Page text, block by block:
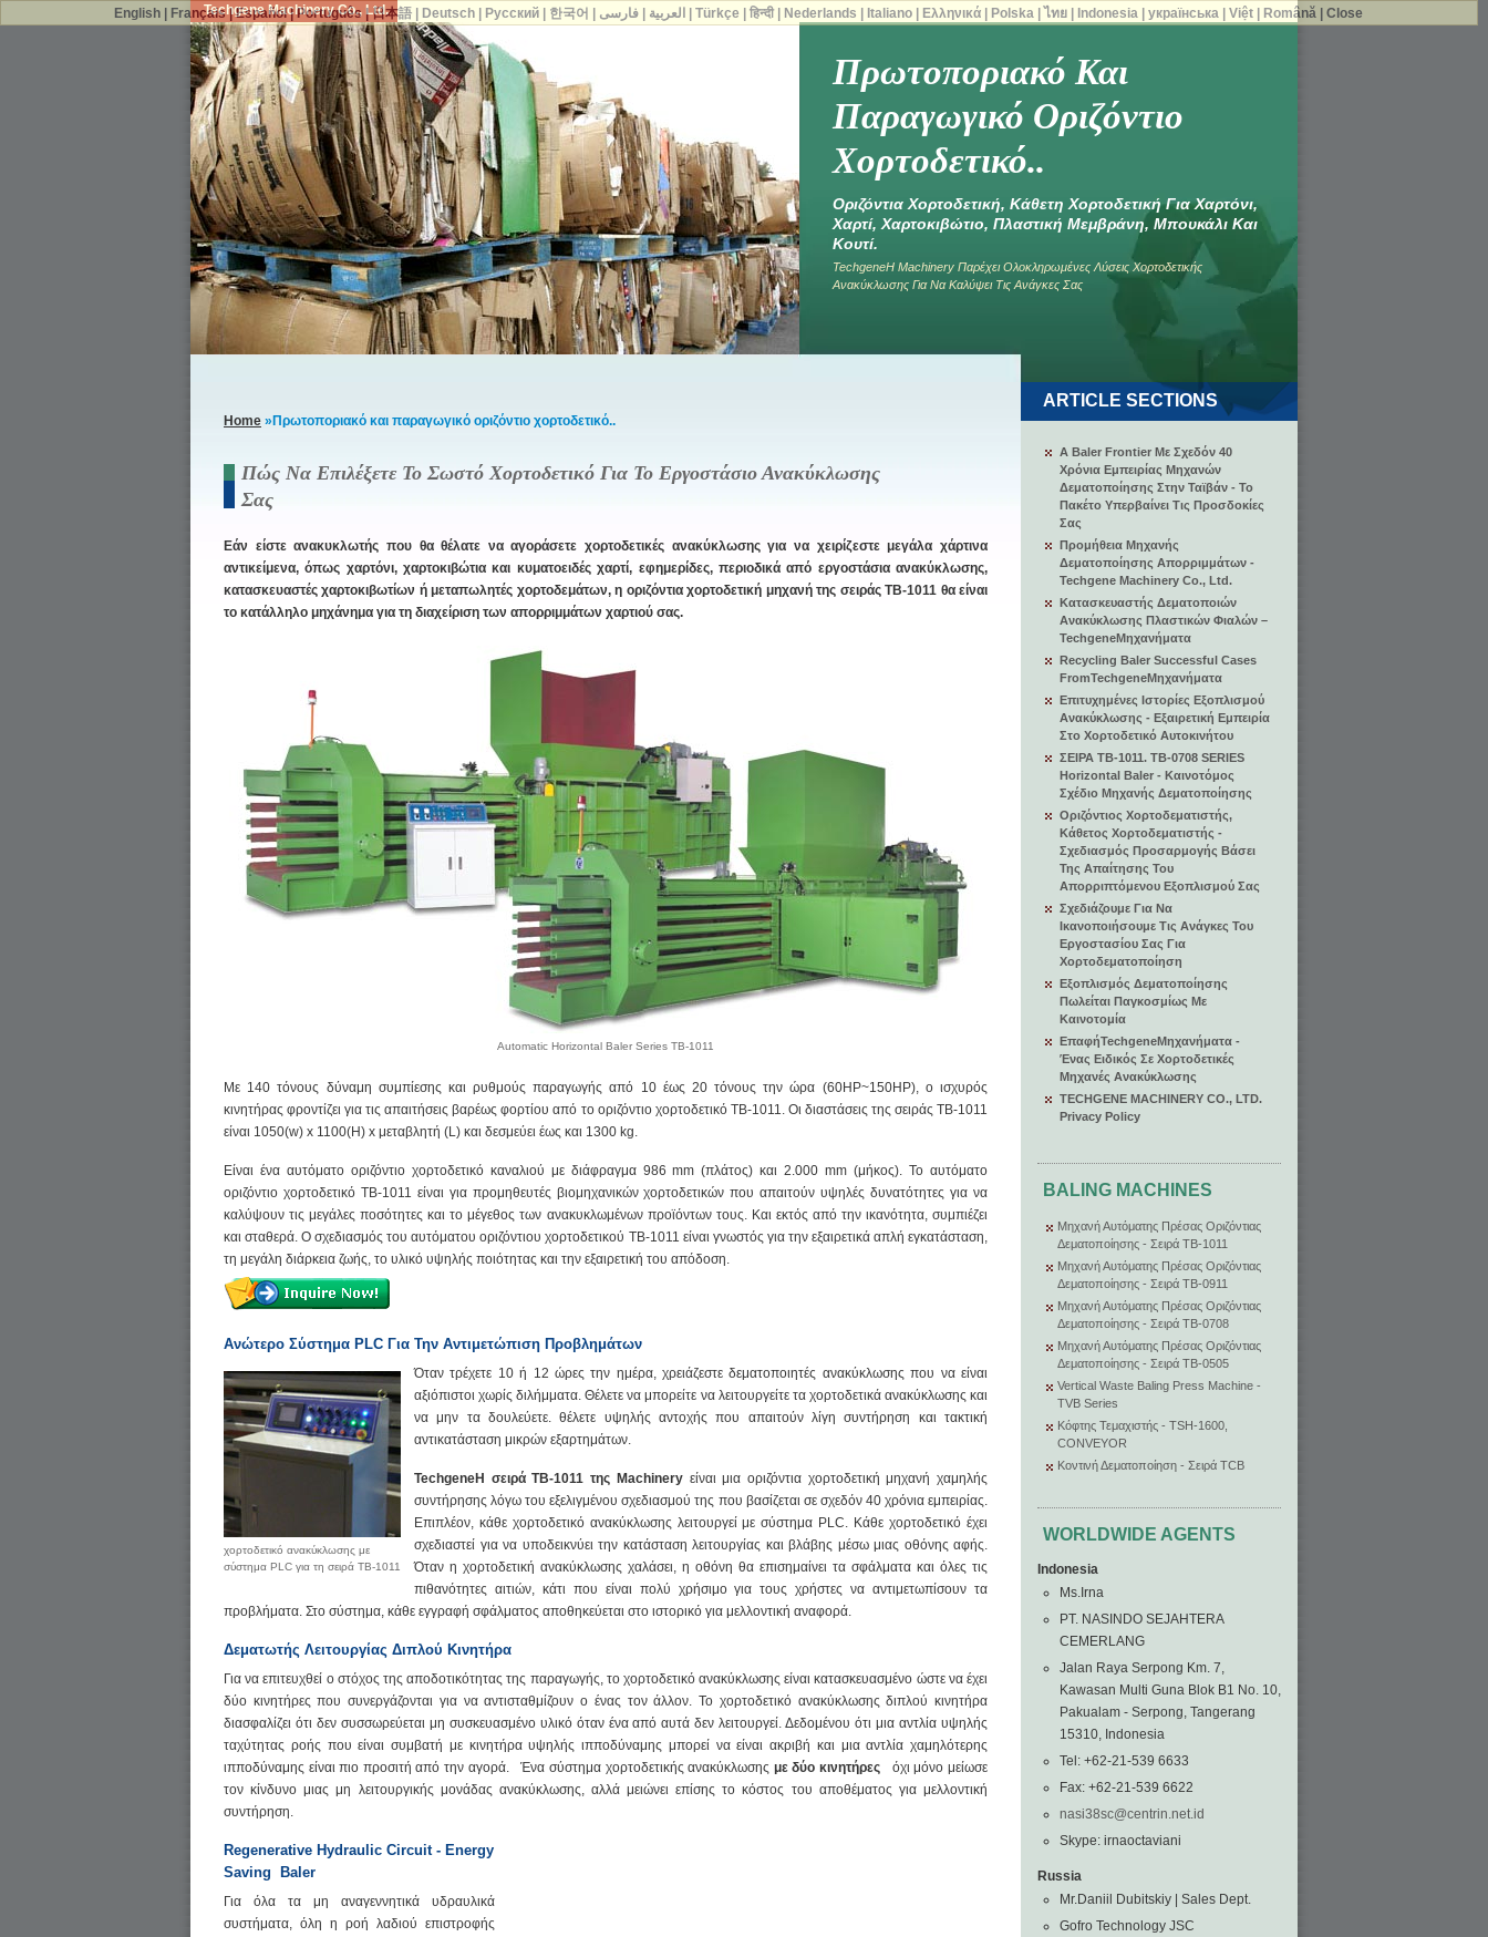
Techgene Machinery Co., Ltd.
Πρωτοποριακό Και
Παραγωγικό Οριζόντιο
Χορτοδετικό..
Οριζόντια Χορτοδετική, Κάθετη Χορτοδετική Για Χαρτόνι,
Χαρτί, Χαρτοκιβώτιο, Πλαστική Μεμβράνη, Μπουκάλι Και
Κουτί.
TechgeneΗ Machinery Παρέχει Ολοκληρωμένες Λύσεις Χορτοδετικής
Ανακύκλωσης Για Να Καλύψει Τις Ανάγκες Σας
Home »Πρωτοποριακό και παραγωγικό οριζόντιο χορτοδετικό..
Πώς Να Επιλέξετε Το Σωστό Χορτοδετικό Για Το Εργοστάσιο Ανακύκλωσης
Σας
Εάν είστε ανακυκλωτής που θα θέλατε να αγοράσετε χορτοδετικές ανακύκλωσης για να χειρίζεστε μεγάλα χάρτινα
αντικείμενα, όπως χαρτόνι, χαρτοκιβώτια και κυματοειδές χαρτί, εφημερίδες, περιοδικά από εργοστάσια ανακύκλωσης,
κατασκευαστές χαρτοκιβωτίων ή μεταπωλητές χορτοδεμάτων, η οριζόντια χορτοδετική μηχανή της σειράς TB-1011 θα είναι
το κατάλληλο μηχάνημα για τη διαχείριση των απορριμμάτων χαρτιού σας.
Automatic Horizontal Baler Series TB-1011
Με 140 τόνους δύναμη συμπίεσης και ρυθμούς παραγωγής από 10 έως 20 τόνους την ώρα (60HP~150HP), ο ισχυρός
κινητήρας φροντίζει για τις απαιτήσεις βαρέως φορτίου από το οριζόντιο χορτοδετικό TB-1011. Οι διαστάσεις της σειράς TB-1011
είναι 1050(w) x 1100(H) x μεταβλητή (L) και δεσμεύει έως και 1300 kg.
Είναι ένα αυτόματο οριζόντιο χορτοδετικό καναλιού με διάφραγμα 986 mm (πλάτος) και 2.000 mm (μήκος). Το αυτόματο
οριζόντιο χορτοδετικό TB-1011 είναι για προμηθευτές βιομηχανικών χορτοδετικών που απαιτούν υψηλές δυνατότητες για να
καλύψουν τις μεγάλες ποσότητες και το μέγεθος των ανακυκλωμένων προϊόντων τους. Και εκτός από την ικανότητα, συμπιέζει
και σταθερά. Ο σχεδιασμός του αυτόματου οριζόντιου χορτοδετικού TB-1011 είναι γνωστός για την εξαιρετικά απλή εγκατάσταση,
τη μεγάλη διάρκεια ζωής, το υλικό υψηλής ποιότητας και την εξαιρετική του απόδοση.
Ανώτερο Σύστημα PLC Για Την Αντιμετώπιση Προβλημάτων
χορτοδετικό ανακύκλωσης με
σύστημα PLC για τη σειρά TB-1011
Όταν τρέχετε 10 ή 12 ώρες την ημέρα, χρειάζεστε δεματοποιητές ανακύκλωσης που να είναι
αξιόπιστοι χωρίς διλήμματα. Θέλετε να μπορείτε να λειτουργείτε τα χορτοδετικά ανακύκλωσης και
να μην τα δουλεύετε. θέλετε υψηλής αντοχής που απαιτούν λίγη συντήρηση και τακτική
αντικατάσταση μικρών εξαρτημάτων.
TechgeneΗ σειρά TB-1011 της Machineryείναι μια οριζόντια χορτοδετική μηχανή χαμηλής
συντήρησης λόγω του εξελιγμένου σχεδιασμού της που βασίζεται σε σχεδόν 40 χρόνια εμπειρίας.
Επιπλέον, κάθε χορτοδετικό ανακύκλωσης λειτουργεί με σύστημα PLC. Κάθε χορτοδετικό έχει
σχεδιαστεί για να υποδεικνύει την κατάσταση λειτουργίας και βλάβης μέσω μιας οθόνης αφής.
Όταν η χορτοδετική ανακύκλωσης χαλάσει, η οθόνη θα επισημαίνει τα σφάλματα και όλες τις
πιθανότητες αιτιών, κάτι που είναι πολύ χρήσιμο για τους χρήστες να αντιμετωπίσουν τα
προβλήματα. Στο σύστημα, κάθε εγγραφή σφάλματος αποθηκεύεται στο ιστορικό για μελλοντική αναφορά.
Δεματωτής Λειτουργίας Διπλού Κινητήρα
Για να επιτευχθεί ο στόχος της αποδοτικότητας της παραγωγής, το χορτοδετικό ανακύκλωσης είναι κατασκευασμένο ώστε να έχει
δύο κινητήρες που συνεργάζονται για να αντισταθμίζουν ο ένας τον άλλον. Το χορτοδετικό ανακύκλωσης διπλού κινητήρα
διασφαλίζει ότι δεν συσσωρεύεται μη συσκευασμένο υλικό όταν ένα από αυτά δεν λειτουργεί. Δεδομένου ότι μια αντλία υψηλής
ταχύτητας ροής που είναι συμβατή με κινητήρα υψηλής ιπποδύναμης μπορεί να είναι ακριβή και μια αντλία χαμηλότερης
ιπποδύναμης είναι πιο προσιτή από την αγορά. Ένα σύστημα χορτοδετικής ανακύκλωσης με δύο κινητήρες
όχι μόνο μείωσε
τον κίνδυνο μιας μη λειτουργικής μονάδας ανακύκλωσης, αλλά μειώνει επίσης το κόστος του αποθέματος για μελλοντική
συντήρηση.
Regenerative Hydraulic Circuit - Energy
Saving
Baler
Για όλα τα μη αναγεννητικά υδραυλικά
συστήματα, όλη η ροή λαδιού επιστροφής
ARTICLE SECTIONS
A Baler Frontier Με Σχεδόν 40
Χρόνια Εμπειρίας Μηχανών
Δεματοποίησης Στην Ταϊβάν - Το
Πακέτο Υπερβαίνει Τις Προσδοκίες
Σας
Προμήθεια Μηχανής
Δεματοποίησης Απορριμμάτων -
Techgene Machinery Co., Ltd.
Κατασκευαστής Δεματοποιών
Ανακύκλωσης Πλαστικών Φιαλών –
TechgeneΜηχανήματα
Recycling Baler Successful Cases
FromTechgeneΜηχανήματα
Επιτυχημένες Ιστορίες Εξοπλισμού
Ανακύκλωσης - Εξαιρετική Εμπειρία
Στο Χορτοδετικό Αυτοκινήτου
ΣΕΙΡΑ TB-1011. TB-0708 SERIES
Horizontal Baler - Καινοτόμος
Σχέδιο Μηχανής Δεματοποίησης
Οριζόντιος Χορτοδεματιστής,
Κάθετος Χορτοδεματιστής -
Σχεδιασμός Προσαρμογής Βάσει
Της Απαίτησης Του
Απορριπτόμενου Εξοπλισμού Σας
Σχεδιάζουμε Για Να
Ικανοποιήσουμε Τις Ανάγκες Του
Εργοστασίου Σας Για
Χορτοδεματοποίηση
Εξοπλισμός Δεματοποίησης
Πωλείται Παγκοσμίως Με
Καινοτομία
ΕπαφήTechgeneΜηχανήματα -
Ένας Ειδικός Σε Χορτοδετικές
Μηχανές Ανακύκλωσης
TECHGENE MACHINERY CO., LTD.
Privacy Policy
BALING MACHINES
Μηχανή Αυτόματης Πρέσας Οριζόντιας
Δεματοποίησης - Σειρά TB-1011
Μηχανή Αυτόματης Πρέσας Οριζόντιας
Δεματοποίησης - Σειρά TB-0911
Μηχανή Αυτόματης Πρέσας Οριζόντιας
Δεματοποίησης - Σειρά TB-0708
Μηχανή Αυτόματης Πρέσας Οριζόντιας
Δεματοποίησης - Σειρά TB-0505
Vertical Waste Baling Press Machine -
TVB Series
Κόφτης Τεμαχιστής - TSH-1600,
CONVEYOR
Κοντινή Δεματοποίηση - Σειρά TCB
WORLDWIDE AGENTS
Indonesia
Ms.Irna
PT. NASINDO SEJAHTERA
CEMERLANG
Jalan Raya Serpong Km. 7,
Kawasan Multi Guna Blok B1 No. 10,
Pakualam - Serpong, Tangerang
15310, Indonesia
Tel: +62-21-539 6633
Fax: +62-21-539 6622
nasi38sc@centrin.net.id
Skype: irnaoctaviani
Russia
Mr.Daniil Dubitskiy | Sales Dept.
Gofro Technology JSC
English Français|Español|Português |日本語 Deutsch Русский 한국어 العربية فارسی |Türkçe |हिन्दी| Nederlands Italiano Ελληνικά Polska |ไทย Indonesia |українська |Việt Română |Close